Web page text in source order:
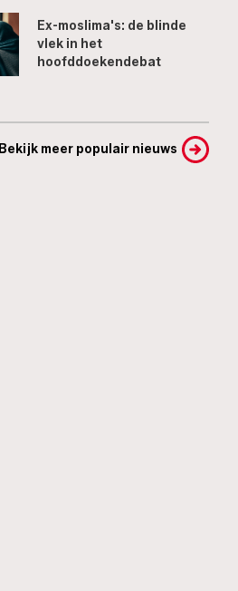
Ex-moslima's: de blinde
vlek in het
hoofddoekendebat
Bekijk meer populair nieuws